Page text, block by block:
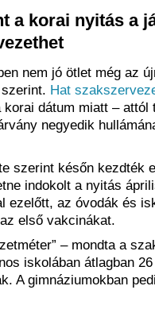
a korai nyitás a
nem jó ötlet még az
Hat
korai dátum miatt – attól
negyedik
szerint későn kezdték
indokolt a nyitás
ezelőtt, az óvodák és
első vakcinákat.
– mondta a
iskolában átlagban
A gimnáziumokban